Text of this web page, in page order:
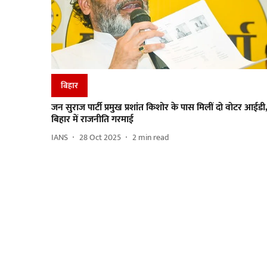
बिहार
जन सुराज पार्टी प्रमुख प्रशांत किशोर के पास मिलीं दो वोटर आईडी,
बिहार में राजनीति गरमाई
IANS 28 Oct 2025 2min read